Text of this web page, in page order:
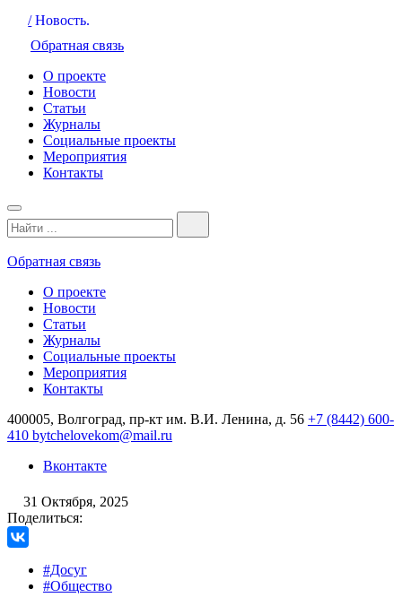
/ Новость.
Обратная связь
О проекте
Новости
Статьи
Журналы
Социальные проекты
Мероприятия
Контакты
Обратная связь
О проекте
Новости
Статьи
Журналы
Социальные проекты
Мероприятия
Контакты
400005, Волгоград, пр-кт им. В.И. Ленина, д. 56 +7 (8442) 600-
410 bytchelovekom@mail.ru
Вконтакте
31 Октября, 2025
Поделиться:
#Досуг
#Общество